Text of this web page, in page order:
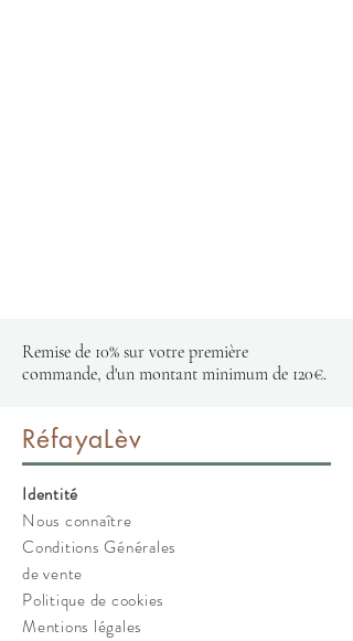
Remise de 10% sur votre première
commande, d'un montant minimum de 120€.
RéfayaLèv
Identité
Nous connaître
Conditions Générales
de vente
Politique de cookies
Mentions légales